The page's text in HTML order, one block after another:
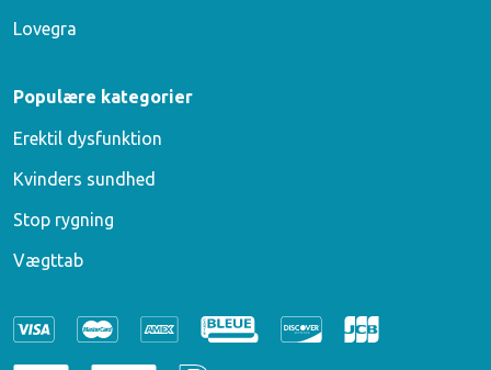
Lovegra
Populære kategorier
Erektil dysfunktion
Kvinders sundhed
Stop rygning
Vægttab